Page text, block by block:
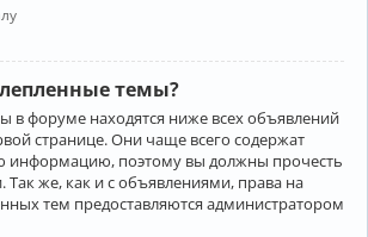
темы?
в форуме находятся ниже всех объявлений
странице. Они чаще всего содержат
информацию, поэтому вы должны прочесть
Так же, как и с объявлениями, права на
тем предоставляются администратором